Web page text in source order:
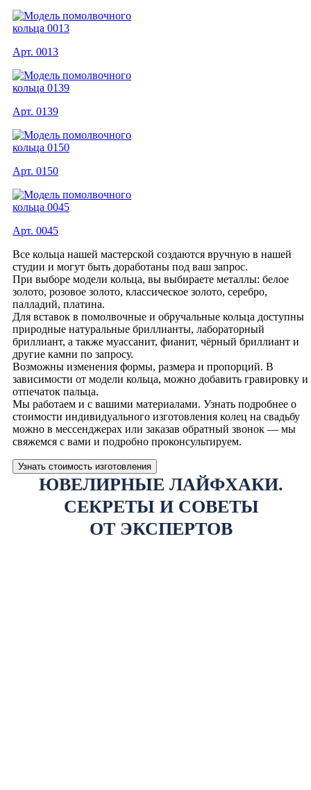
Арт. 0013
Арт. 0139
Арт. 0150
Арт. 0045
Все кольца нашей мастерской создаются вручную в нашей
студии и могут быть доработаны под ваш запрос.
При выборе модели кольца, вы выбираете металлы: белое
золото, розовое золото, классическое золото, серебро,
палладий, платина.
Для вставок в помолвочные и обручальные кольца доступны
природные натуральные бриллианты, лабораторный
бриллиант, а также муассанит, фианит, чёрный бриллиант и
другие камни по запросу.
Возможны изменения формы, размера и пропорций. В
зависимости от модели кольца, можно добавить гравировку и
отпечаток пальца.
Мы работаем и с вашими материалами. Узнать подробнее о
стоимости индивидуального изготовления колец на свадьбу
можно в мессенджерах или заказав обратный звонок — мы
свяжемся с вами и подробно проконсультируем.
Узнать стоимость изготовления
ЮВЕЛИРНЫЕ ЛАЙФХАКИ.
СЕКРЕТЫ И СОВЕТЫ
ОТ ЭКСПЕРТОВ